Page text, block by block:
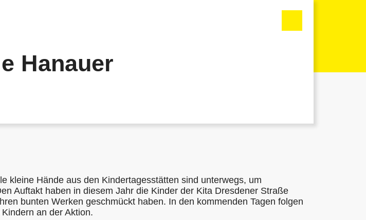
Hanauer
kleine Hände aus den Kindertagesstätten sind unterwegs, um
Auftakt haben in diesem Jahr die Kinder der Kita Dresdener Straße
bunten Werken geschmückt haben. In den kommenden Tagen folgen
an der Aktion.